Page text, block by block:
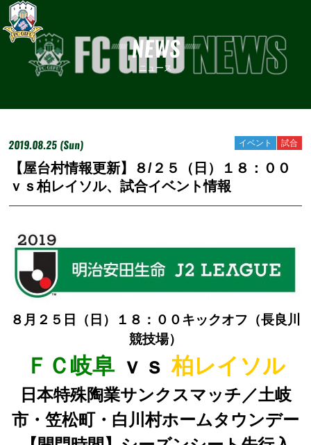
NEWS
ニュース
2019.08.25 (Sun) 試合
イベント
【屋台村情報更新】８/２５（日）１８：００
ｖｓ柏レイソル、試合イベント情報
８月２５ 日（日）１８：００キックオフ（長良川
競技場）
ＦＣ岐阜 ｖｓ柏レイソル
日本特殊陶業サンクスマッチ／土岐
市・笠松町・白川村ホームタウンデー